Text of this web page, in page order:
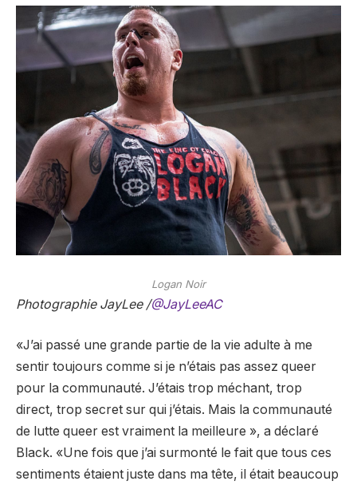
Logan Noir
Photographie JayLee /@JayLeeAC
«J’ai passé une grande partie de la vie adulte à me
sentir toujours comme si je n’étais pas assez queer
pour la communauté. J’étais trop méchant, trop
direct, trop secret sur qui j’étais. Mais la communauté
de lutte queer est vraiment la meilleure », a déclaré
Black. «Une fois que j’ai surmonté le fait que tous ces
sentiments étaient juste dans ma tête, il était beaucoup